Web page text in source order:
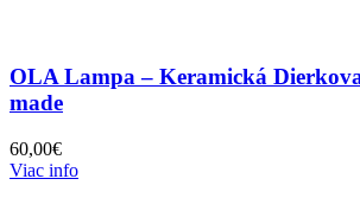
OLA Lampa – Keramická
made
60,00€
Viac info